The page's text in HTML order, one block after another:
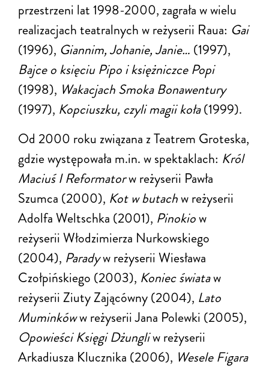
przestrzeni lat 1998-2000, zagrała w wielu
realizacjach teatralnych w reżyserii Raua: Gai
(1996), Giannim, Johanie, Janie… (1997),
Bajce o księciu Pipo i księżniczce Popi
(1998), Wakacjach Smoka Bonawentury
(1997), Kopciuszku, czyli magii koła(1999).
Od 2000 roku związana z Teatrem Groteska,
gdzie występowała m.in. w spektaklach: Król
Maciuś I Reformatorw reżyserii Pawła
Szumca (2000), Kot w butachw reżyserii
Adolfa Weltschka (2001), Pinokiow
reżyserii Włodzimierza Nurkowskiego
(2004), Paradyw reżyserii Wiesława
Czołpińskiego (2003), Koniec świataw
reżyserii Ziuty Zającówny (2004), Lato
Muminkóww reżyserii Jana Polewki (2005),
Opowieści Księgi Dżungliw reżyserii
Arkadiusza Klucznika (2006), Wesele Figara